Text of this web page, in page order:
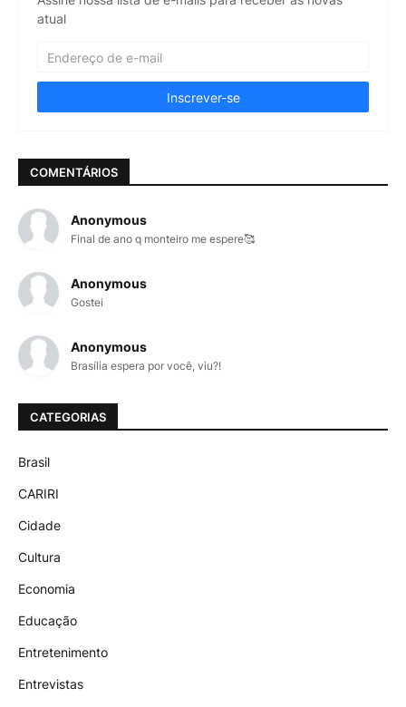
atual
COMENTÁRIOS
Anonymous
Final de ano q monteiro me espere🥰
Anonymous
Gostei
Anonymous
Brasília espera por você, viu?!
CATEGORIAS
Brasil
CARIRI
Cidade
Cultura
Economia
Educação
Entretenimento
Entrevistas